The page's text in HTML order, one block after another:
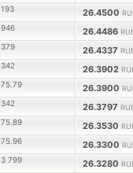
26.4500
26.4486
26.4337
26.3902
26.3900
26.3797
26.3530
26.3300
799 26.3280